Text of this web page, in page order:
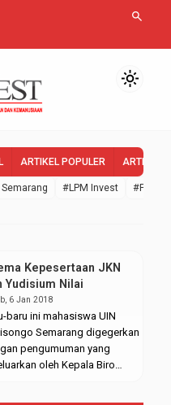
search
light_mode
ARTIKEL POPULER ARTIKEL
#LPM Invest
#FEBI
Kepesertaan JKN
Yudisium Nilai
6 Jan 2018
baru ini mahasiswa UIN
Semarang digegerkan
pengumuman yang
oleh Kepala Biro